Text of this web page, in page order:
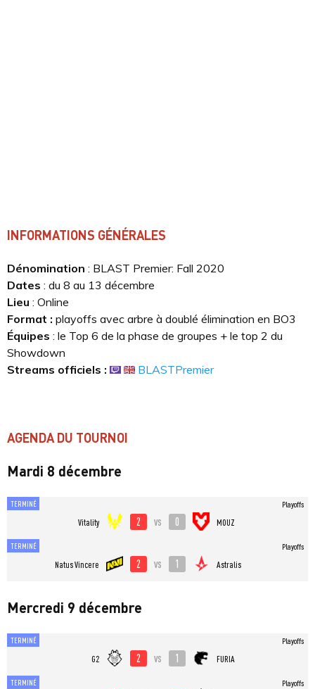
INFORMATIONS GÉNÉRALES
Dénomination : BLAST Premier: Fall 2020
Dates : du 8 au 13 décembre
Lieu : Online
Format : playoffs avec arbre à doublé élimination en BO3
Équipes : le Top 6 de la phase de groupes + le top 2 du
Showdown
Streams officiels :
BLASTPremier
AGENDA DU TOURNOI
Mardi 8 décembre
TERMINÉ
Vitality 2 vs 0 MOUZ
Playoffs
TERMINÉ
Natus Vincere 2 vs 1 Astralis
Playoffs
Mercredi 9 décembre
TERMINÉ
G2 2 vs 1 FURIA
Playoffs
TERMINÉ Playoffs